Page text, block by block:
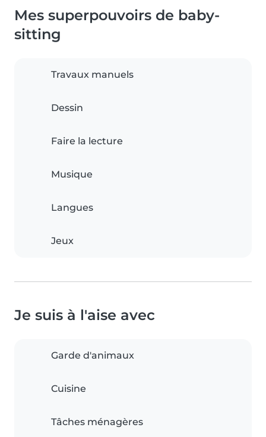
Mes superpouvoirs de baby-
sitting
Travaux manuels
Dessin
Faire la lecture
Musique
Langues
Jeux
Je suis à l'aise avec
Garde d'animaux
Cuisine
Tâches ménagères